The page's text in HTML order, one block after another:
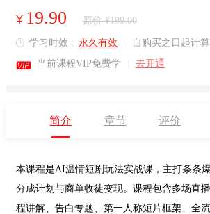
¥ 19.90 原价 ¥199.00
 学习时效 : 永久有效 自购买之日起计
 当前课程VIP免费学 去开通
简介 章节 评价
本课程是AI温情短剧玩法实战课，主打条条
分成计划与商单收徒变现。课程包含多场直
程讲解、告白专题、第一人称短片框架、全